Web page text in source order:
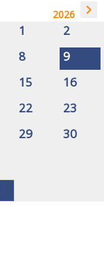
2026 navigate_next
1
2
8
9
15
16
22
23
29
30